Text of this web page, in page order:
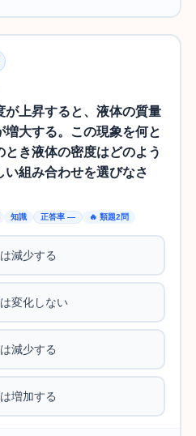
が上昇すると、液体の質量
増大する。この現象を何と
とき液体の密度はどのよう
い組み合わせを選びなさ
知識 正答率 — 🔥 類題2問
減少する
変化しない
減少する
増加する